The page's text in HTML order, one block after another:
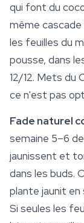
qui font du
même
les feuilles du
pousse, dans
12/12. Mets du
ce n'est pas
Fade naturel
semaine 5–6
jaunissent et
dans les buds.
plante jaunit en
Si seules les